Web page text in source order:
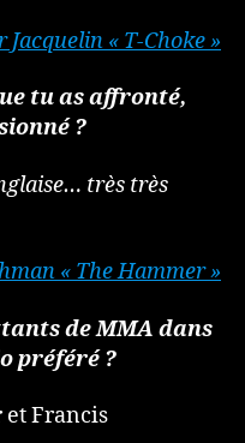
« T-Choke »
tu as affronté,
?
très très
« The Hammer »
de MMA dans
préféré ?
et Francis